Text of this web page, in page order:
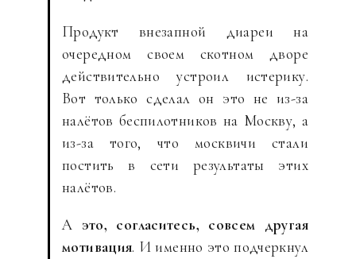
Продукт внезапной диареи на
очередном своем скотном дворе
действительно устроил истерику.
Вот только сделал он это не из-за
налётов беспилотников на Москву, а
из-за того, что москвичи стали
постить в сети результаты этих
налётов.
А это, согласитесь, совсем другая
мотивация. И именно это подчеркнул